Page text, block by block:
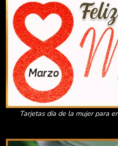
Tarjetas día de la mujer para